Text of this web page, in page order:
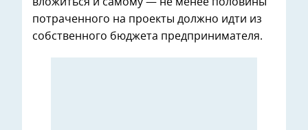
потраченного на проекты должно идти из
собственного бюджета предпринимателя.